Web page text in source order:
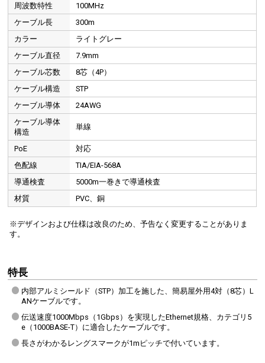
周波数特性
100MHz
ケーブル長
300m
カラー
ライトグレー
ケーブル直径
7.9mm
ケーブル芯数
8芯（4P）
ケーブル構造
STP
ケーブル導体
24AWG
ケーブル導体
構造
単線
PoE
対応
色配線
TIA/EIA-568A
導通検査
5000m一巻きで導通検査
材質
PVC、銅
※デザインおよび仕様は改良のため、予告なく変更することがありま
す。
特長
内部アルミシールド（STP）加工を施した、簡易屋外用4対（8芯）L
ANケーブルです。
伝送速度1000Mbps（1Gbps）を実現したEthernet規格、カテゴリ5
e（1000BASE-T）に適合したケーブルです。
長さがわかるレングスマークが1mピッチで付いています。